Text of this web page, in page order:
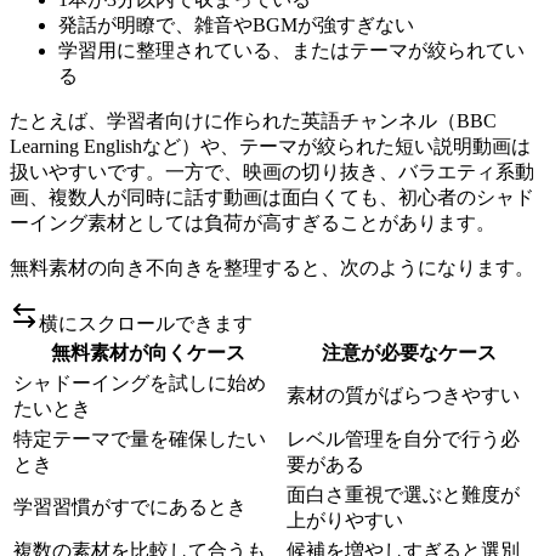
発話が明瞭で、雑音やBGMが強すぎない
学習用に整理されている、またはテーマが絞られてい
る
たとえば、学習者向けに作られた英語チャンネル（BBC
Learning Englishなど）や、テーマが絞られた短い説明動画は
扱いやすいです。一方で、映画の切り抜き、バラエティ系動
画、複数人が同時に話す動画は面白くても、初心者のシャド
ーイング素材としては負荷が高すぎることがあります。
無料素材の向き不向きを整理すると、次のようになります。
横にスクロールできます
無料素材が向くケース
注意が必要なケース
シャドーイングを試しに始め
たいとき
素材の質がばらつきやすい
特定テーマで量を確保したい
とき
レベル管理を自分で行う必
要がある
学習習慣がすでにあるとき
面白さ重視で選ぶと難度が
上がりやすい
複数の素材を比較して合うも
候補を増やしすぎると選別